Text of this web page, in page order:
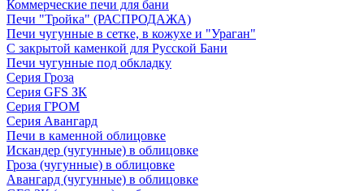
Коммерческие печи для бани
Печи "Тройка" (РАСПРОДАЖА)
Печи чугунные в сетке, в кожухе и "Ураган"
С закрытой каменкой для Русской Бани
Печи чугунные под обкладку
Серия Гроза
Серия GFS ЗК
Серия ГРОМ
Серия Авангард
Печи в каменной облицовке
Искандер (чугунные) в облицовке
Гроза (чугунные) в облицовке
Авангард (чугунные) в облицовке